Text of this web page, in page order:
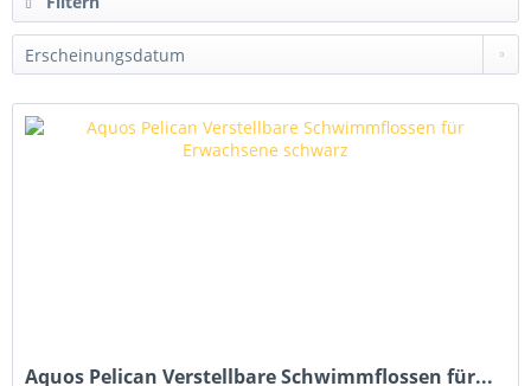
Aquos Pelican Verstellbare Schwimmflossen für...